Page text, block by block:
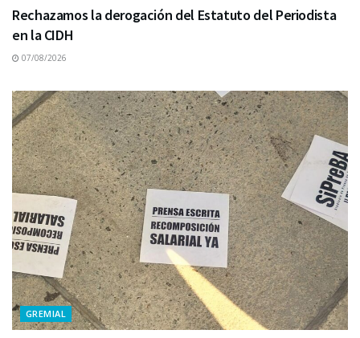
Rechazamos la derogación del Estatuto del Periodista
en la CIDH
07/08/2026
GREMIAL